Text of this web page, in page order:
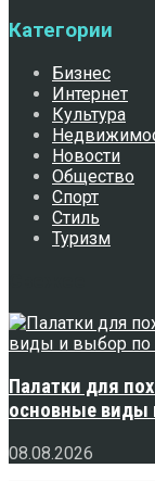
Категории
Бизнес
Интернет
Культура
Новости
Общество
Спорт
Стиль
Туризм
Палатки для
основные виды
08.08.2026